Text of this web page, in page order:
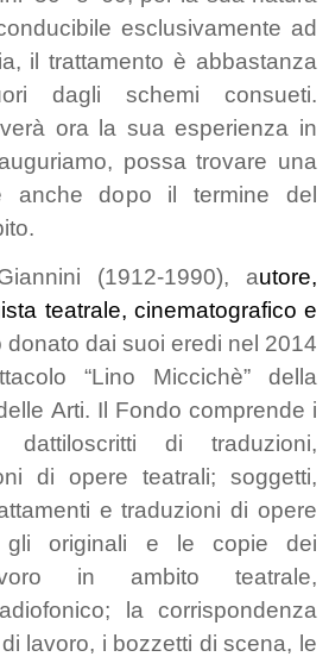
esclusivamente ad
il trattamento è abbastanza
dagli schemi consueti.
ora la sua esperienza in
possa trovare una
anche dopo il termine del
(1912-1990), autore,
teatrale, cinematografico e
donato dai suoi eredi nel 2014
“Lino Miccichè” della
Arti. Il Fondo comprende i
di traduzioni,
di opere teatrali; soggetti,
e traduzioni di opere
gli originali e le copie dei
in ambito teatrale,
la corrispondenza
lavoro, i bozzetti di scena, le